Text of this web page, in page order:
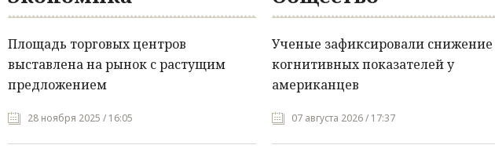
Площадь торговых центров
выставлена на рынок с растущим
предложением
28 ноября 2025 / 16:05
Ученые зафиксировали снижение
когнитивных показателей у
американцев
07 августа 2026 / 17:37